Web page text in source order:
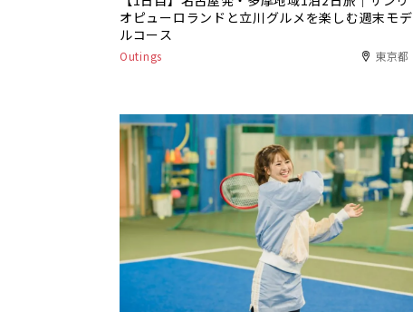
オピューロランドと立川グルメを楽しむ週末モデ
ルコース
Outings 東京都